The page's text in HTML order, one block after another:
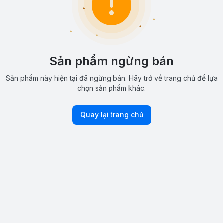
Sản phẩm ngừng bán
Sản phẩm này hiện tại đã ngừng bán. Hãy trở về trang chủ để lựa
chọn sản phẩm khác.
Quay lại trang chủ